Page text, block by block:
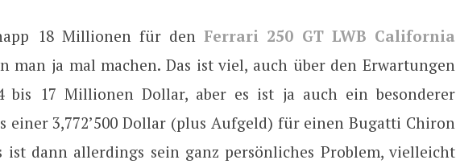
18 Millionen für denFerrari 250 GT LWB California
man ja mal machen. Das ist viel, auch über den Erwartungen
bis 17 Millionen Dollar, aber es ist ja auch ein besonderer
einer 3,772’500 Dollar (plus Aufgeld) für einen Bugatti Chiron
ist dann allerdings sein ganz persönliches Problem, vielleicht